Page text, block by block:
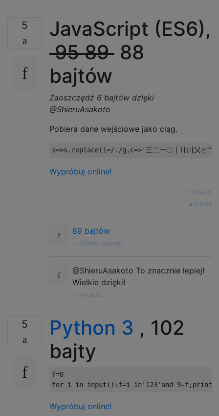
5
JavaScript (ES6),
95 89 88
bajtów
Zaoszczędź 6 bajtów dzięki
@ShieruAsakoto
Pobiera dane wejściowe jako ciąg.
s=>s . replace(i=/./g , c=>'三二一〇〡〢〣〤〥〦
Wypróbuj online!
Arnauld
źródło
89 bajtów
Shieru Asakoto,
@ShieruAsakoto To znacznie lepiej!
Wielkie dzięki!
Arnauld
5 Python 3 , 102
bajty
f=0
for i in input (): f=i in '123' and 9-f; print
Wypróbuj online!